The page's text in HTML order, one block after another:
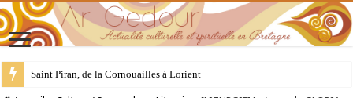
Saint Piran, de la Cornouailles à Lorient
28 juillet : Saint Samson de Dol, père de la Bretagne chrétienne